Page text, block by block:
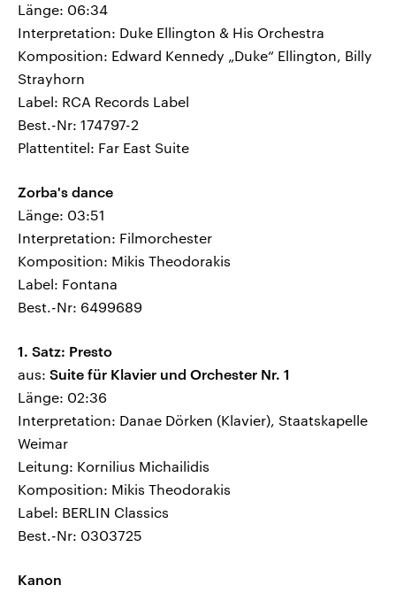
Länge: 06:34
Interpretation: Duke Ellington & His Orchestra
Komposition: Edward Kennedy „Duke“ Ellington, Billy
Strayhorn
Label: RCA Records Label
Best.-Nr: 174797-2
Plattentitel: Far East Suite
Zorba's dance
Länge: 03:51
Interpretation: Filmorchester
Komposition: Mikis Theodorakis
Label: Fontana
Best.-Nr: 6499689
1. Satz: Presto
aus: Suite für Klavier und Orchester Nr. 1
Länge: 02:36
Interpretation: Danae Dörken (Klavier), Staatskapelle
Weimar
Leitung: Kornilius Michailidis
Komposition: Mikis Theodorakis
Label: BERLIN Classics
Best.-Nr: 0303725
Kanon